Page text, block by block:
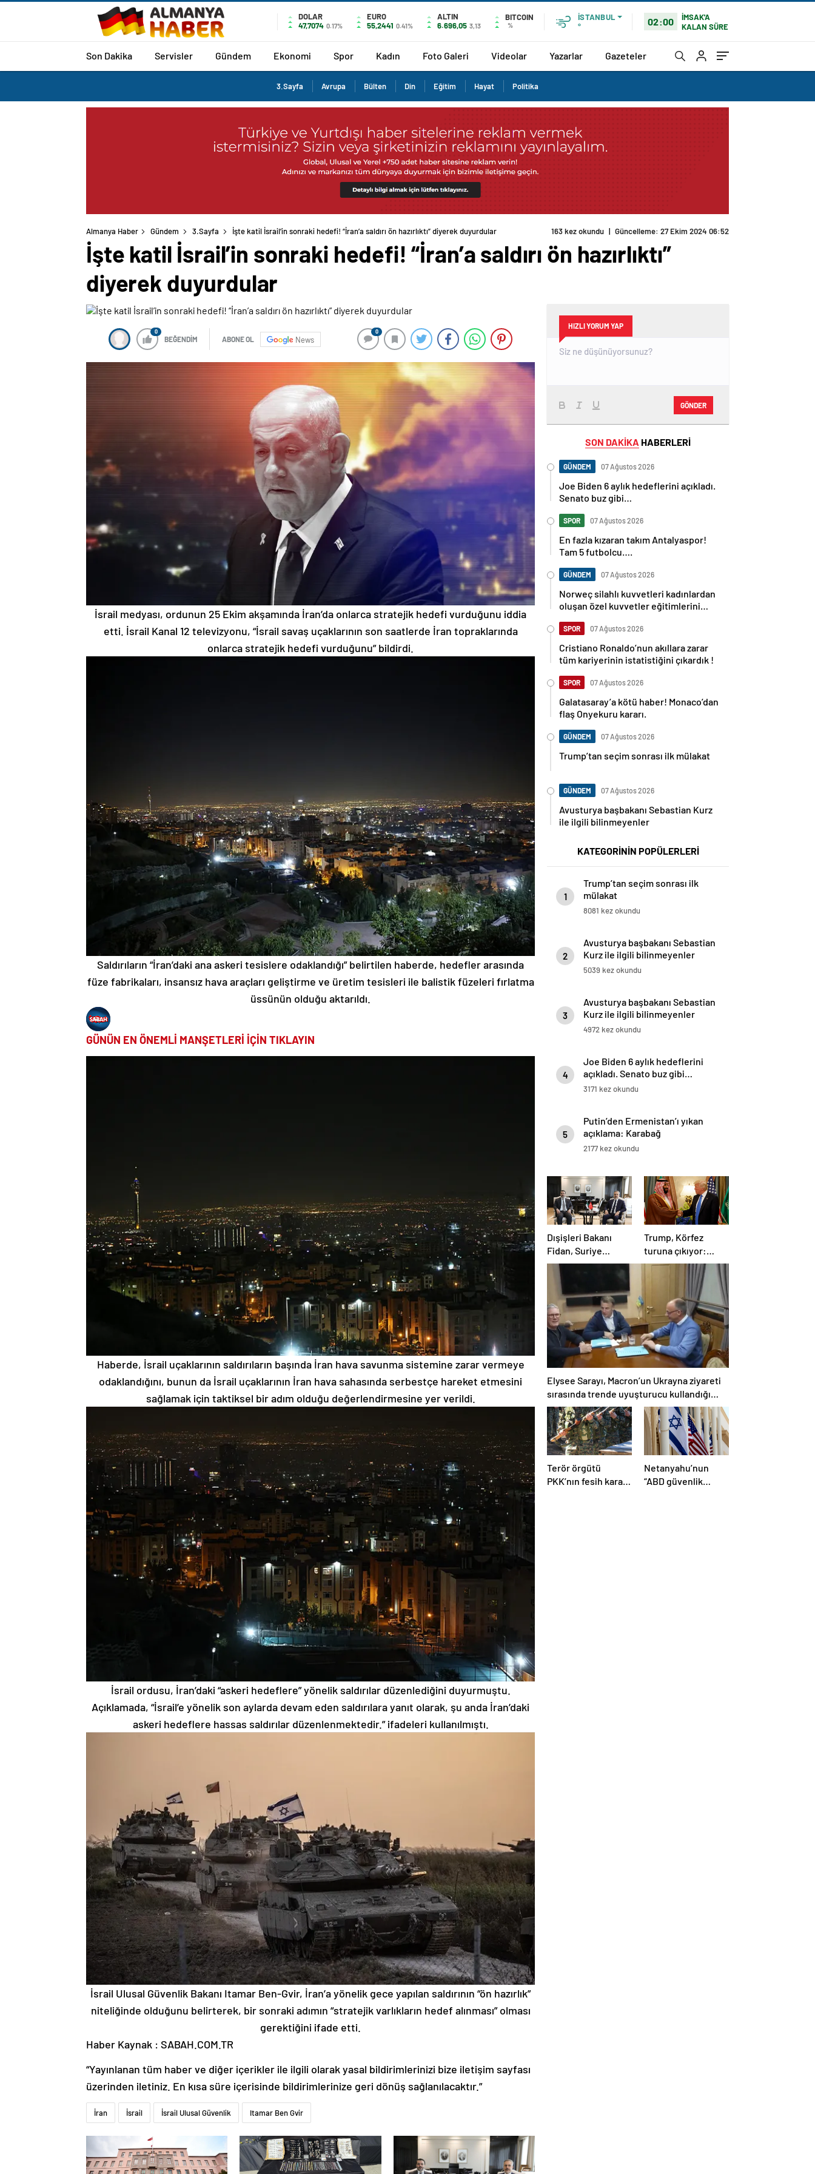
DOLAR
47,7074 0.17%
EURO
55,2441 0.41%
ALTIN
6.696,05 3,13
BITCOIN
%
İSTANBUL
°
02:00
İMSAK'A
KALAN SÜRE
Son Dakika Servisler Gündem Ekonomi Spor Kadın Foto Galeri Videolar Yazarlar Gazeteler
3.Sayfa Avrupa Bülten Din Eğitim Hayat Politika
Almanya Haber Gündem 3.Sayfa İşte katil İsrail’in sonraki hedefi! “İran’a saldırı ön hazırlıktı” diyerek duyurdular 163 kez okundu | Güncelleme: 27 Ekim 2024 06:52
İşte katil İsrail’in sonraki hedefi! “İran’a saldırı ön hazırlıktı”
diyerek duyurdular
0
BEĞENDİM ABONE OL News
0
İsrail medyası, ordunun 25 Ekim akşamında İran’da onlarca stratejik hedefi vurduğunu iddia
etti. İsrail Kanal 12 televizyonu, “İsrail savaş uçaklarının son saatlerde İran topraklarında
onlarca stratejik hedefi vurduğunu” bildirdi.
Saldırıların “İran’daki ana askeri tesislere odaklandığı” belirtilen haberde, hedefler arasında
füze fabrikaları, insansız hava araçları geliştirme ve üretim tesisleri ile balistik füzeleri fırlatma
üssünün olduğu aktarıldı.
GÜNÜN EN ÖNEMLİ MANŞETLERİ İÇİN TIKLAYIN
Haberde, İsrail uçaklarının saldırıların başında İran hava savunma sistemine zarar vermeye
odaklandığını, bunun da İsrail uçaklarının İran hava sahasında serbestçe hareket etmesini
sağlamak için taktiksel bir adım olduğu değerlendirmesine yer verildi.
İsrail ordusu, İran’daki “askeri hedeflere” yönelik saldırılar düzenlediğini duyurmuştu.
Açıklamada, “İsrail’e yönelik son aylarda devam eden saldırılara yanıt olarak, şu anda İran’daki
askeri hedeflere hassas saldırılar düzenlenmektedir.” ifadeleri kullanılmıştı.
İsrail Ulusal Güvenlik Bakanı Itamar Ben-Gvir, İran’a yönelik gece yapılan saldırının “ön hazırlık”
niteliğinde olduğunu belirterek, bir sonraki adımın “stratejik varlıkların hedef alınması” olması
gerektiğini ifade etti.
Haber Kaynak : SABAH.COM.TR
“Yayınlanan tüm haber ve diğer içerikler ile ilgili olarak yasal bildirimlerinizi bize iletişim sayfası
üzerinden iletiniz. En kısa süre içerisinde bildirimlerinize geri dönüş sağlanılacaktır.”
İran İsrail İsrail Ulusal Güvenlik Itamar Ben Gvir
HIZLI YORUM YAP
GÖNDER
SON DAKİKA HABERLERİ
GÜNDEM 07 Ağustos 2026
Joe Biden 6 aylık hedeflerini açıkladı.
Senato buz gibi…
SPOR 07 Ağustos 2026
En fazla kızaran takım Antalyaspor!
Tam 5 futbolcu….
GÜNDEM 07 Ağustos 2026
Norweç silahlı kuvvetleri kadınlardan
oluşan özel kuvvetler eğitimlerini
SPOR 07 Ağustos 2026
Cristiano Ronaldo’nun akıllara zarar
tüm kariyerinin istatistiğini çıkardık !
SPOR 07 Ağustos 2026
Galatasaray’a kötü haber! Monaco’dan
flaş Onyekuru kararı.
GÜNDEM 07 Ağustos 2026
Trump’tan seçim sonrası ilk mülakat
GÜNDEM 07 Ağustos 2026
Avusturya başbakanı Sebastian Kurz
ile ilgili bilinmeyenler
KATEGORİNİN POPÜLERLERİ
1
Trump’tan seçim sonrası ilk
mülakat
8081 kez okundu
2
Avusturya başbakanı Sebastian
Kurz ile ilgili bilinmeyenler
5039 kez okundu
3
Avusturya başbakanı Sebastian
Kurz ile ilgili bilinmeyenler
4972 kez okundu
4
Joe Biden 6 aylık hedeflerini
açıkladı. Senato buz gibi…
3171 kez okundu
5
Putin’den Ermenistan’ı yıkan
açıklama: Karabağ
Azerbaycan’ın ayrılmaz bir
2177 kez okundu
Dışişleri Bakanı
Fidan, Suriye
Dışişleri Bakanı
Esad Hasan Şeybani
ile görüştü
Trump, Körfez
turuna çıkıyor:
Beklentiler büyük
Elysee Sarayı, Macron’un Ukrayna ziyareti
sırasında trende uyuşturucu kullandığı
iddiasını yalanladı
Terör örgütü
PKK’nın fesih kararı
Netanyahu’nun
“ABD güvenlik